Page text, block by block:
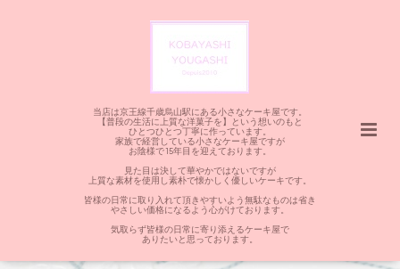
当店は京王線千歳烏山駅にある小さなケーキ屋です。
【普段の生活に上質な洋菓子を】という想いのもと
ひとつひとつ丁寧に作っています。
家族で経営している小さなケーキ屋ですが
お陰様で15年目を迎えております。
見た目は決して華やかではないですが
上質な素材を使用し素朴で懐かしく優しいケーキです。
皆様の日常に取り入れて頂きやすいよう無駄なものは省き
やさしい価格になるよう心がけております。
気取らず皆様の日常に寄り添えるケーキ屋で
ありたいと思っております。